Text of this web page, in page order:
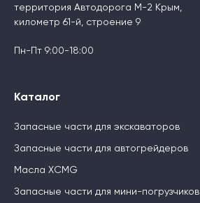
территория Автодорога М-2 Крым,
километр 61-й, строение 9
Пн-Пт 9:00-18:00
Каталог
Запасные части для экскаваторов
Запасные части для автогрейдеров
Масла XCMG
Запасные части для мини-погрузчиков